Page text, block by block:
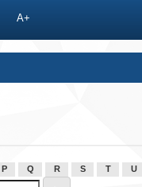
A+
P Q R S T U